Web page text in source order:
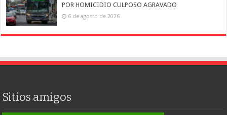
POR HOMICIDIO CULPOSO AGRAVADO
6 de agosto de 2026
Sitios amigos